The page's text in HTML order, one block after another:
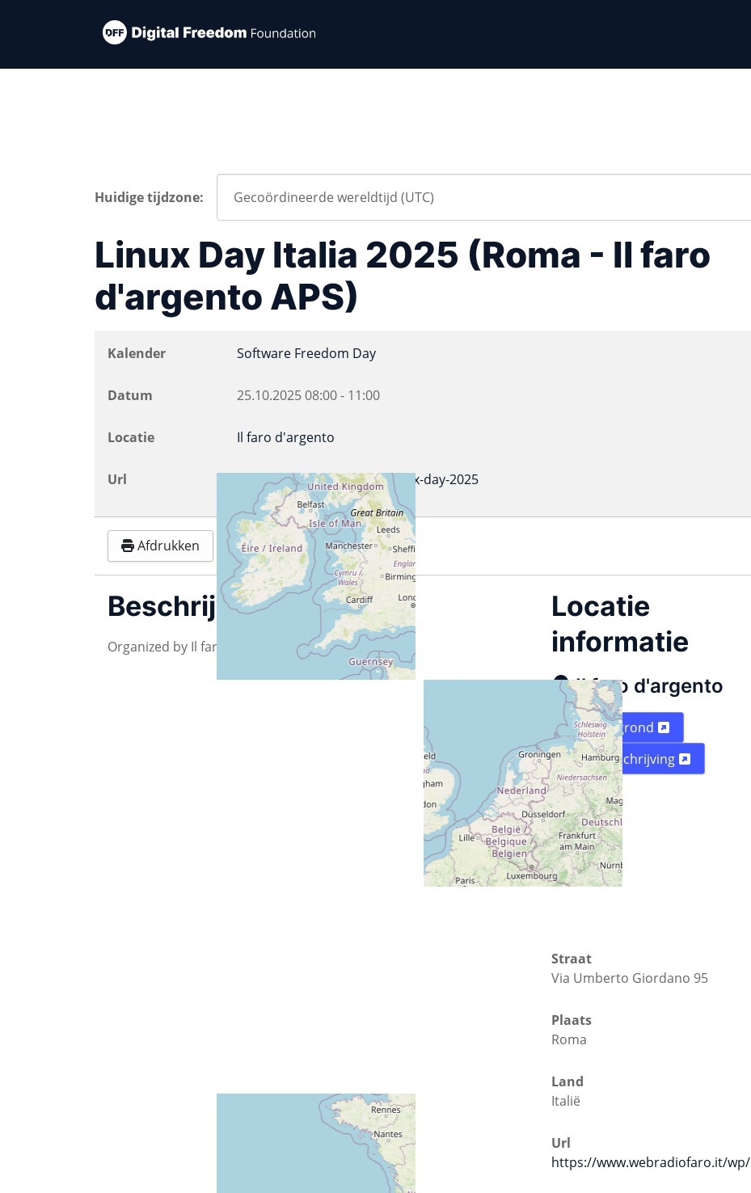
Huidige tijdzone:
Linux Day Italia 2025 (Roma - Il faro
d'argento APS)
Kalender Software Freedom Day
Datum 25.10.202508:00- 11:00
Locatie Il faro d'argento
Url www.webradiofaro.it/wp/linux-day-2025
Afdrukken
Beschrijving
Organized by Il faro d'argento APS
Locatie
informatie
Il faro d'argento
Plattegrond
Routebeschrijving
Straat
Via Umberto Giordano 95
Plaats
Roma
Land
Italië
Url
https://www.webradiofaro.it/wp/